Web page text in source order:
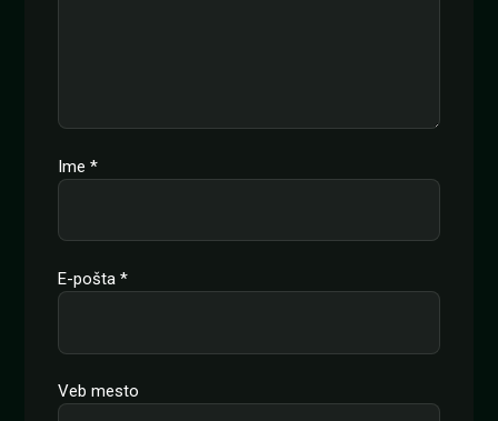
Ime *
E-pošta *
Veb mesto